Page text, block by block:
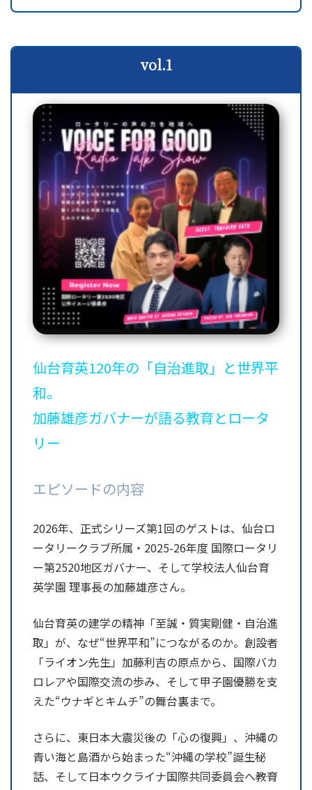
vol.1
仙台育英120年の「自治進取」と世界平
和。
加藤雄彦ガバナーが語る教育とロータ
リー
エピソードの内容
2026年、正式シリーズ第1回のゲストは、仙台ロ
ータリークラブ所属・2025-26年度 国際ロータリ
ー第2520地区ガバナー、そして学校法人仙台育
英学園 理事長の加藤雄彦さん。
仙台育英の建学の精神「至誠・質実剛健・自治進
取」が、なぜ“世界平和”につながるのか。創設者
「ライオン先生」加藤利吉の原点から、国際バカ
ロレアや国際交流の歩み、そして甲子園優勝を支
えた“ウナギとキムチ”の舞台裏まで。
さらに、東日本大震災後の「心の復興」、沖縄の
青い海と島酒から始まった“沖縄の学校”誕生秘
話、そして日本ウクライナ国際共同委員会へ――教育